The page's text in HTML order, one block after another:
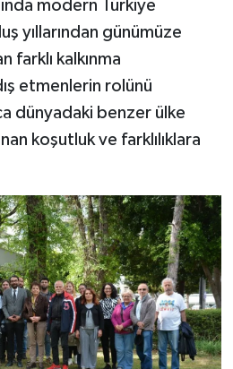
modern Türkiye
yıllarından günümüze
farklı kalkınma
etmenlerin rolünü
dünyadaki benzer ülke
koşutluk ve farklılıklara